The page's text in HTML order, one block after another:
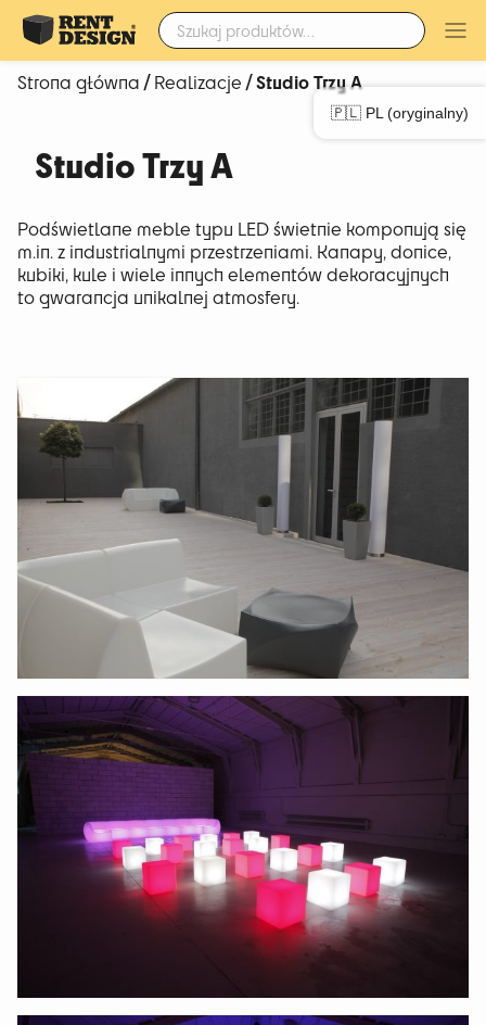
Szukaj:
🇵🇱 PL (oryginalny)
Strona główna/Realizacje/ Studio Trzy A
Studio Trzy A
Podświetlane meble typu LED świetnie komponują się
m.in. z industrialnymi przestrzeniami. Kanapy, donice,
kubiki, kule i wiele innych elementów dekoracyjnych
to gwarancja unikalnej atmosfery.